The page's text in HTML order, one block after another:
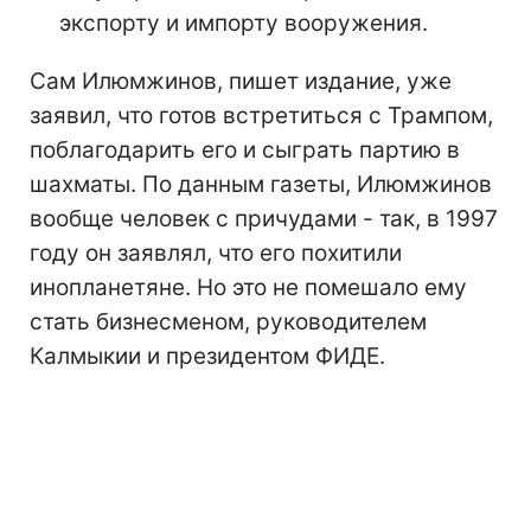
экспорту и импорту вооружения.
Сам Илюмжинов, пишет издание, уже
заявил, что готов встретиться с Трампом,
поблагодарить его и сыграть партию в
шахматы. По данным газеты, Илюмжинов
вообще человек с причудами - так, в 1997
году он заявлял, что его похитили
инопланетяне. Но это не помешало ему
стать бизнесменом, руководителем
Калмыкии и президентом ФИДЕ.